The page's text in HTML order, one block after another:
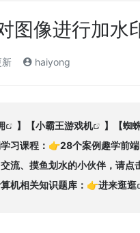
图像进行加水
新 haiyong
】【小霸王游戏机 】【蜘
习课程：👉28个案例趣学前端
流、摸鱼划水的小伙伴，请点
机相关知识题库：👉进来逛逛